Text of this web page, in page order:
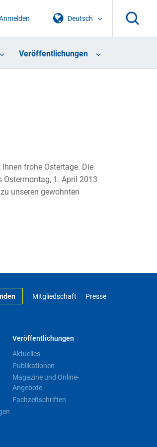
Deutsch
Veröffentlichungen
frohe Ostertage. Die
1. April 2013
unseren gewohnten
Mitgliedschaft Presse
Veröffentlichungen
Aktuelles
Publikationen
Magazine und Online-
Angebote
Fachzeitschriften